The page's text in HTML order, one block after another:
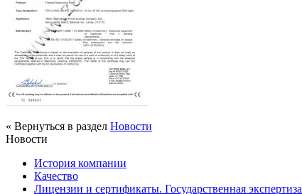
« Вернуться в раздел Новости
Новости
История компании
Качество
Лицензии и сертификаты. Государственная экспертиза